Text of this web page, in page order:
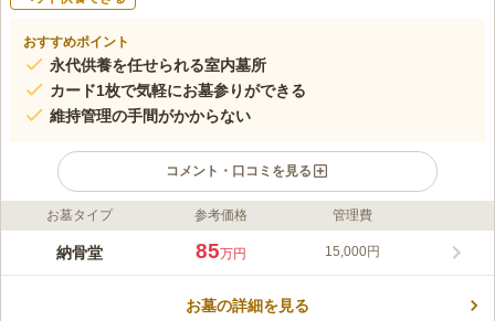
おすすめポイント
永代供養を任せられる室内墓所
カード1枚で気軽にお墓参りができる
維持管理の手間がかからない
コメント・口コミを見る
ライフドット編集部のコメント
2018年にグランドオープンした、下町に佇む本堂一体型の納骨
も優れているので安心です。
お墓タイプ 参考価格 管理費
納骨堂 85万円 15,000円
お墓の詳細を見る